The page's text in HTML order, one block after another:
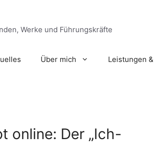
Werke und Führungskräfte
Über mich Leistungen
online: Der „Ich-